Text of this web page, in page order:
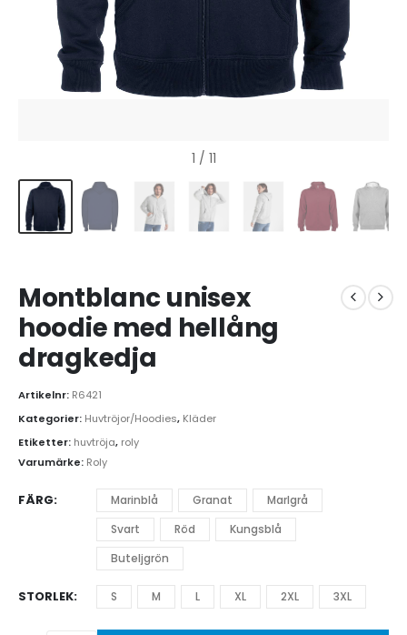
1 / 11
Montblanc unisex
hoodie med hellång
dragkedja
Artikelnr: R6421
Kategorier: Huvtröjor/Hoodies, Kläder
Etiketter: huvtröja, roly
Varumärke: Roly
FÄRG Marinblå Granat
Marlgrå
Svart
Röd
Kungsblå
Buteljgrön
STORLEK S M L XL 2XL 3XL